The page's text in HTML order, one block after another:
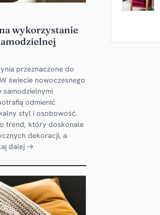
wykorzystanie
przeznaczone do
świecie nowoczesnego
samodzielnymi
odmienić
styl i osobowość.
trend, który doskonale
dekoracji, a
dalej →